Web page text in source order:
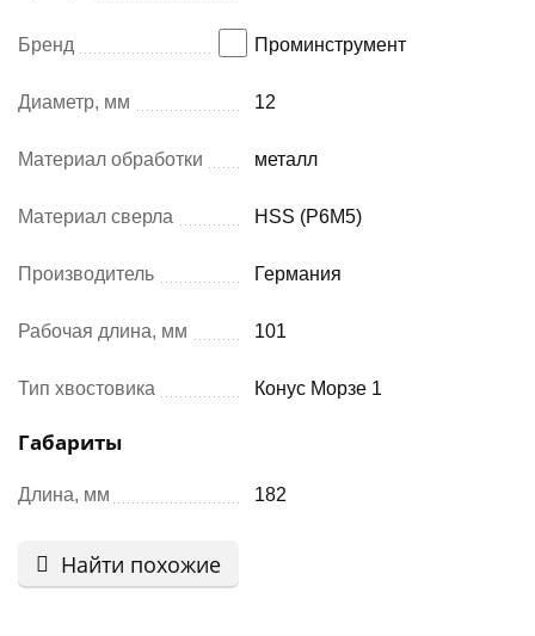
Бренд Проминструмент
Диаметр, мм 12
Материал обработки металл
Материал сверла HSS (Р6М5)
Производитель Германия
Рабочая длина, мм 101
Тип хвостовика Конус Морзе 1
Габариты
Длина, мм 182
Найти похожие